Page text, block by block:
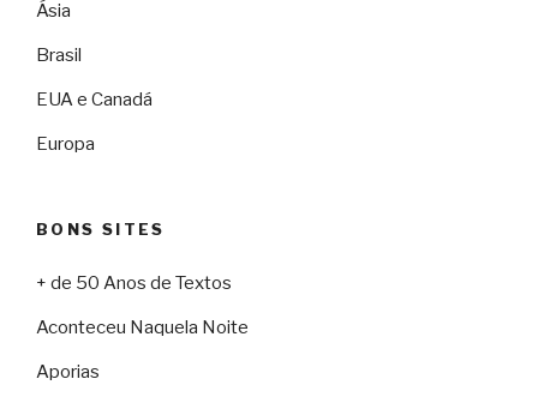
Ásia
Brasil
EUA e Canadá
Europa
BONS SITES
+ de 50 Anos de Textos
Aconteceu Naquela Noite
Aporias